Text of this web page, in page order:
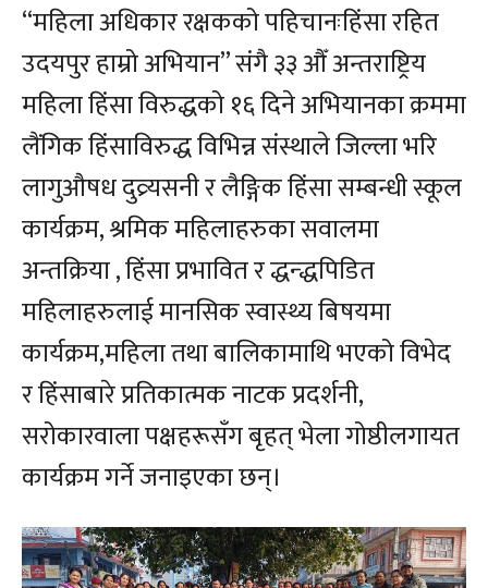
“महिला अधिकार रक्षकको पहिचानःहिंसा रहित
उदयपुर हाम्रो अभियान” संगै ३३ औँ अन्तराष्ट्रिय
महिला हिंसा विरुद्धको १६ दिने अभियानका क्रममा
लैंगिक हिंसाविरुद्ध विभिन्न संस्थाले जिल्ला भरि
लागुऔषध दुव्र्यसनी र लैङ्गिक हिंसा सम्बन्धी स्कूल
कार्यक्रम, श्रमिक महिलाहरुका सवालमा
अन्तक्रिया , हिंसा प्रभावित र द्धन्द्धपिडित
महिलाहरुलाई मानसिक स्वास्थ्य बिषयमा
कार्यक्रम,महिला तथा बालिकामाथि भएको विभेद
र हिंसाबारे प्रतिकात्मक नाटक प्रदर्शनी,
सरोकारवाला पक्षहरूसँग बृहत् भेला गोष्ठीलगायत
कार्यक्रम गर्ने जनाइएका छन्।